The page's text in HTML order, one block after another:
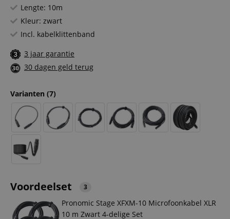
Lengte: 10m
Kleur: zwart
Incl. kabelklittenband
3 jaar garantie
30 dagen geld terug
Varianten (7)
Voordeelset 3
Pronomic Stage XFXM-10 Microfoonkabel XLR
10 m Zwart 4-delige Set